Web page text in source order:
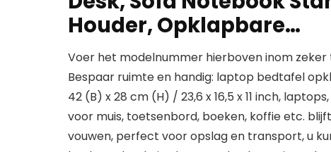
Houder, Opklapbare…
Voer het modelnummer hierboven inom
Bespaar ruimte en handig: laptop bedtafel
42 (B) x 28 cm (H) / 23,6 x 16,5 x 11 inch,
voor muis, toetsenbord, boeken, koffie etc.
vouwen, perfect voor opslag en transport, u